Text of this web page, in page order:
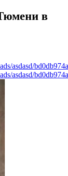
в
asdasd/
asdasd/